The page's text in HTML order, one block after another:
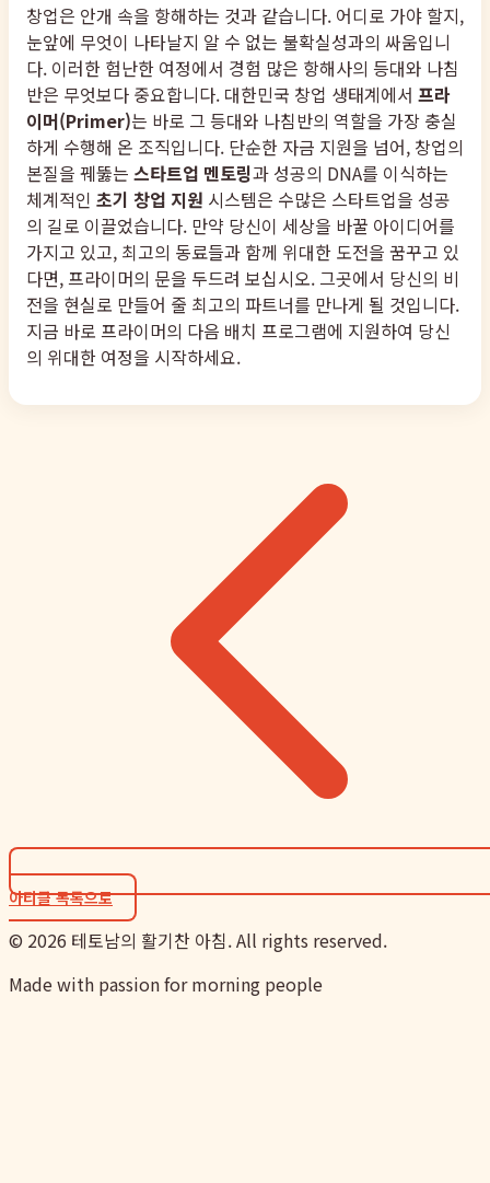
창업은 안개 속을 항해하는 것과 같습니다. 어디로 가야 할지,
눈앞에 무엇이 나타날지 알 수 없는 불확실성과의 싸움입니
다. 이러한 험난한 여정에서 경험 많은 항해사의 등대와 나침
반은 무엇보다 중요합니다. 대한민국 창업 생태계에서 프라
이머(Primer)는 바로 그 등대와 나침반의 역할을 가장 충실
하게 수행해 온 조직입니다. 단순한 자금 지원을 넘어, 창업의
본질을 꿰뚫는 스타트업 멘토링과 성공의 DNA를 이식하는
체계적인 초기 창업 지원 시스템은 수많은 스타트업을 성공
의 길로 이끌었습니다. 만약 당신이 세상을 바꿀 아이디어를
가지고 있고, 최고의 동료들과 함께 위대한 도전을 꿈꾸고 있
다면, 프라이머의 문을 두드려 보십시오. 그곳에서 당신의 비
전을 현실로 만들어 줄 최고의 파트너를 만나게 될 것입니다.
지금 바로 프라이머의 다음 배치 프로그램에 지원하여 당신
의 위대한 여정을 시작하세요.
아티클 목록으로
© 2026 테토남의 활기찬 아침. All rights reserved.
Made with passion for morning people